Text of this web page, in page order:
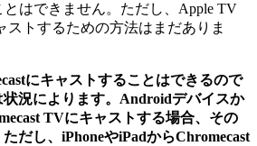
はできません。ただし、Apple TV
ストするための方法はまだありま
にキャストすることはできるので
状況によります。Androidデバイスか
TVにキャストする場合、その
だし、iPhoneやiPadからChromecast